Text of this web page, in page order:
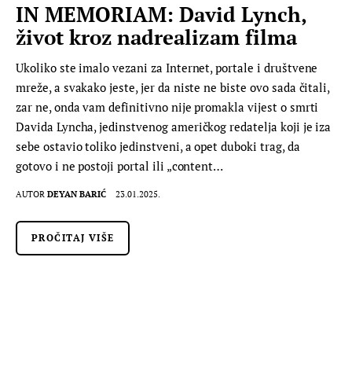
IN MEMORIAM: David Lynch,
život kroz nadrealizam filma
Ukoliko ste imalo vezani za Internet, portale i društvene
mreže, a svakako jeste, jer da niste ne biste ovo sada čitali,
zar ne, onda vam definitivno nije promakla vijest o smrti
Davida Lyncha, jedinstvenog američkog redatelja koji je iza
sebe ostavio toliko jedinstveni, a opet duboki trag, da
gotovo i ne postoji portal ili „content…
AUTOR DEYAN BARIĆ 23.01.2025.
PROČITAJ VIŠE